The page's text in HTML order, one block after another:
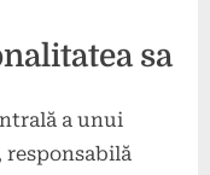
sa
a unui